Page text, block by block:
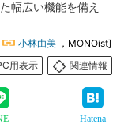
幅広い機能を備え
小林由美 ，MONOist]
用表示
関連情報
Hatena